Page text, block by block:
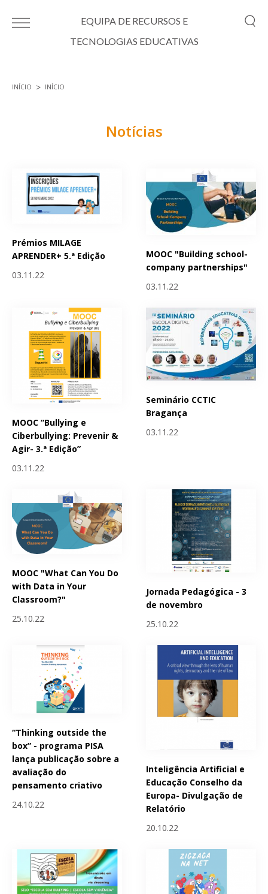
EQUIPA DE RECURSOS E
TECNOLOGIAS EDUCATIVAS
INÍCIO INÍCIO
Notícias
Prémios MILAGE
APRENDER+ 5.ª Edição
03.11.22
MOOC "Building school-
company partnerships"
03.11.22
MOOC “Bullying e
Ciberbullying: Prevenir &
Agir- 3.ª Edição”
03.11.22
Seminário CCTIC
Bragança
03.11.22
MOOC "What Can You Do
with Data in Your
Classroom?"
25.10.22
Jornada Pedagógica - 3
de novembro
25.10.22
“Thinking outside the
box” - programa PISA
lança publicação sobre a
avaliação do
pensamento criativo
24.10.22
Inteligência Artificial e
Educação Conselho da
Europa- Divulgação de
Relatório
20.10.22
Páginas